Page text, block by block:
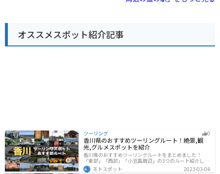
ではのグルメを堪能できます。 バイクで訪れる場合、道
賀半島、蘇洞門などの観光スポットがあります。特に、
水晶浜海水浴場は、白い砂浜と青い海のコントラストが
美しい、人気の海水浴場です。
オススメスポット紹介記事
ツーリング 0
香川県のおすすめツーリングルート！絶景,観
光,グルメスポットを紹介
香川県のおすすめツーリングルートをまとめました！
「東部」「西部」「小豆島周辺」の3つのルート紹介しま
す。自然豊かな山から海、絶品グルメを満喫するツーリ
ングができます。バイクで香川県にツーリングに行く際
モトスポット
2023-03-06